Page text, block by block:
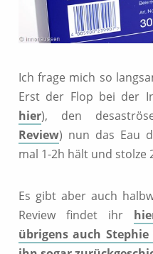
Ich frage mich so
Erst der Flop bei der
hier), den
Review) nun das Eau
mal 1-2h hält und stolze
Es gibt aber auch
Review findet ihr
übrigens auch